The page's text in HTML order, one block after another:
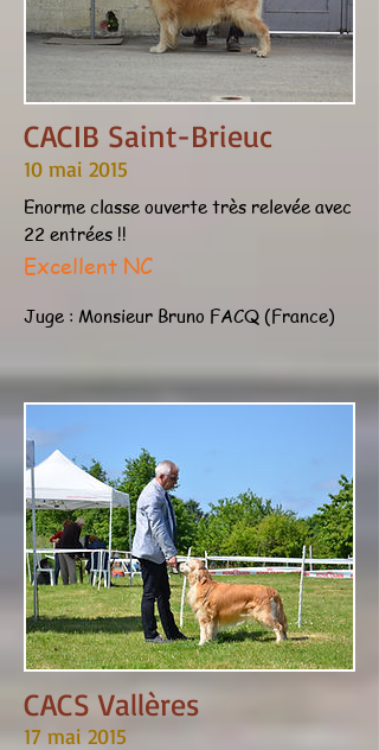
CACIB Saint-Brieuc
10 mai 2015
Enorme classe ouverte très relevée avec
22 entrées !!
Excellent NC
Juge : Monsieur Bruno FACQ (France)
CACS Vallères
17 mai 2015